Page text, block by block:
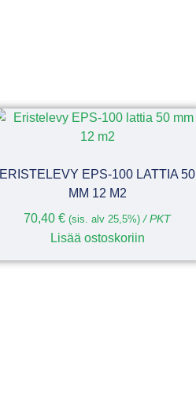
ERISTELEVY EPS-100 LATTIA 50
MM 12 M2
70,40 € (sis. alv 25,5%) / PKT
Lisää ostoskoriin